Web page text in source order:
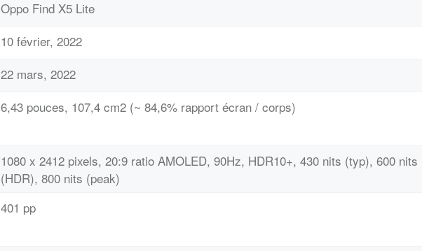
Oppo Find X5 Lite
10 février, 2022
22 mars, 2022
6,43 pouces, 107,4 cm2 (~ 84,6% rapport écran / corps)
1080 x 2412 pixels, 20:9 ratio AMOLED, 90Hz, HDR10+, 430 nits (typ), 600 nits
(HDR), 800 nits (peak)
401 pp